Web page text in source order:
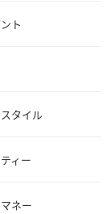
ト
タイル
ィー
ネー